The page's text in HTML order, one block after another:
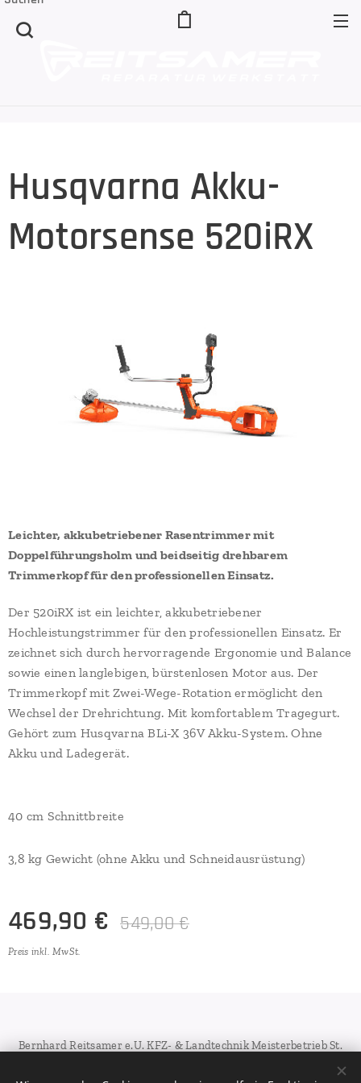
Husqvarna Akku-
Motorsense 520iRX
Leichter, akkubetriebener Rasentrimmer mit
Doppelführungsholm und beidseitig drehbarem
Trimmerkopf für den professionellen Einsatz.
Der 520iRX ist ein leichter, akkubetriebener
Hochleistungstrimmer für den professionellen Einsatz. Er
zeichnet sich durch hervorragende Ergonomie und Balance
sowie einen langlebigen, bürstenlosen Motor aus. Der
Trimmerkopf mit Zwei-Wege-Rotation ermöglicht den
Wechsel der Drehrichtung. Mit komfortablem Tragegurt.
Gehört zum Husqvarna BLi-X 36V Akku-System. Ohne
Akku und Ladegerät.
40 cm Schnittbreite
3,8 kg Gewicht (ohne Akku und Schneidausrüstung)
469,90 € 549,00€
Preis inkl. MwSt.
Bernhard Reitsamer e.U. KFZ- & Landtechnik Meisterbetrieb St.